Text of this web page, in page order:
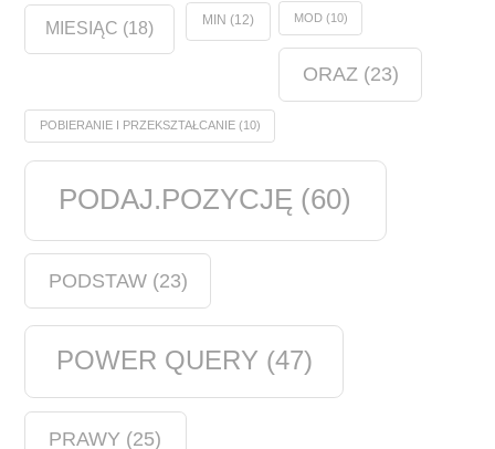
MIESIĄC (18) MIN (12) MOD(10)
ORAZ (23)
POBIERANIE I PRZEKSZTAŁCANIE(10)
PODAJ.POZYCJĘ (60)
PODSTAW(23)
POWER QUERY (47)
PRAWY (25)